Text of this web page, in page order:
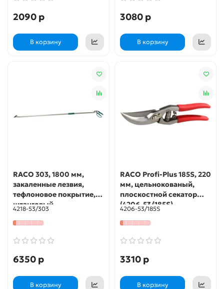
2090 р
В корзину
3080 р
В корзину
RACO 303, 1800 мм,
закаленные лезвия,
тефлоновое покрытие,
штанговый,
алюминиевые ручки,
плоскостной сучкорез
4218-53/303
6350 р
В корзину
RACO Profi-Plus 185S, 220
мм, цельнокованый,
плоскостной секатор
(4206-53/185S)
4206-53/185S
3310 р
В корзину